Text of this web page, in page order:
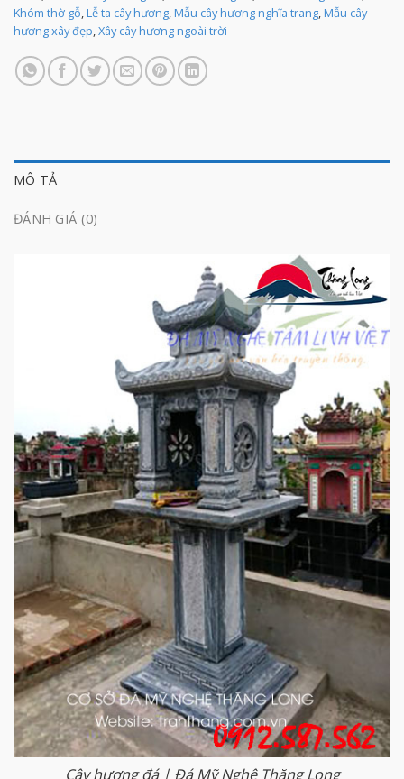
Khóm thờ gỗ,Lễ ta cây hương,Mẫu cây hương nghĩa trang,Mẫu cây
hương xây đẹp,Xây cây hương ngoài trời
MÔ TẢ
ĐÁNH GIÁ (0)
Cây hương đá | Đá Mỹ Nghệ Thăng Long